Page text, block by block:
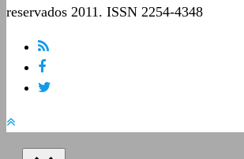
reservados 2011. ISSN 2254-4348